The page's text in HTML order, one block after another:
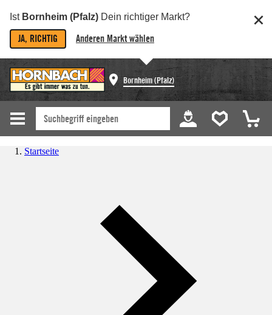
Ist Bornheim (Pfalz) Dein richtiger Markt?
JA, RICHTIG Anderen Markt wählen
Bornheim (Pfalz)
Startseite